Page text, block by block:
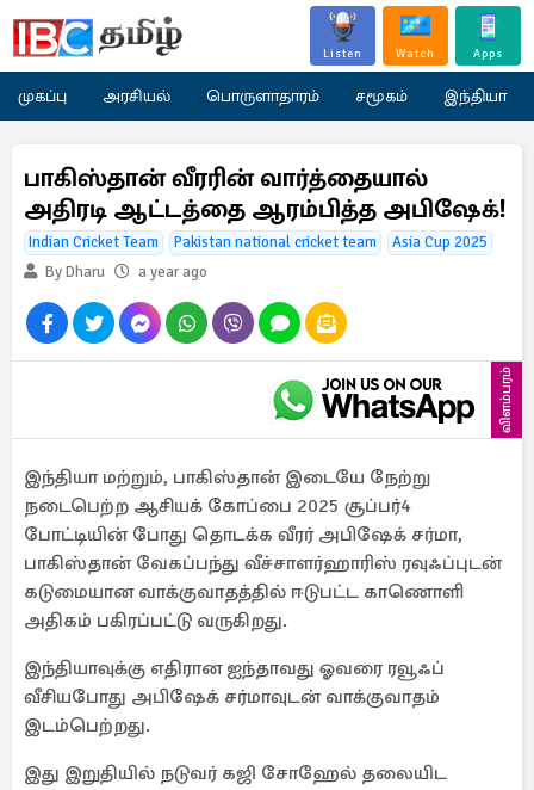
Listen Watch Apps
முகப்பு அரசியல் பொருளாதாரம் சமூகம் இந்தியா
பாகிஸ்தான் வீரரின் வார்த்தையால்
அதிரடி ஆட்டத்தை ஆரம்பித்த அபிஷேக்!
Indian Cricket Team Pakistan national cricket team
Asia Cup 2025
By Dharu
a year ago
விளம்பரம்
இந்தியா மற்றும், பாகிஸ்தான் இடையே நேற்று
நடைபெற்ற ஆசியக் கோப்பை 2025 சூப்பர்4
போட்டியின் போது தொடக்க வீரர் அபிஷேக் சர்மா,
பாகிஸ்தான் வேகப்பந்து வீச்சாளர்ஹாரிஸ் ரவுஃப்புடன்
கடுமையான வாக்குவாதத்தில் ஈடுபட்ட காணொளி
அதிகம் பகிரப்பட்டு வருகிறது.
இந்தியாவுக்கு எதிரான ஐந்தாவது ஓவரை ரவூஃப்
வீசியபோது அபிஷேக் சர்மாவுடன் வாக்குவாதம்
இடம்பெற்றது.
இது இறுதியில் நடுவர் கஜி சோஹேல் தலையிட